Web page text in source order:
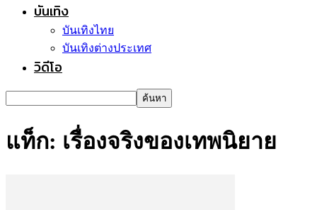
บันเทิง
บันเทิงไทย
บันเทิงต่างประเทศ
วิดีโอ
แท็ก: เรื่องจริงของเทพนิยาย